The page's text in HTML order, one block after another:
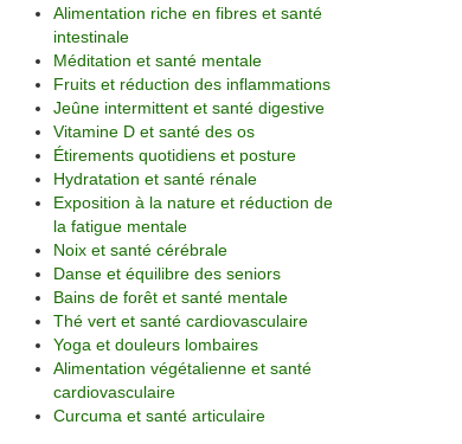
Alimentation riche en fibres et santé
intestinale
Méditation et santé mentale
Fruits et réduction des inflammations
Jeûne intermittent et santé digestive
Vitamine D et santé des os
Étirements quotidiens et posture
Hydratation et santé rénale
Exposition à la nature et réduction de
la fatigue mentale
Noix et santé cérébrale
Danse et équilibre des seniors
Bains de forêt et santé mentale
Thé vert et santé cardiovasculaire
Yoga et douleurs lombaires
Alimentation végétalienne et santé
cardiovasculaire
Curcuma et santé articulaire